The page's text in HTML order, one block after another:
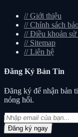
// Giới thiệu
// Chính sách
// Điều khoản sử
// Sitemap
// Liên hệ
Đăng Ký Bản Tin
Đăng ký để nhận bản
nóng hổi.
Đăng ký ngay